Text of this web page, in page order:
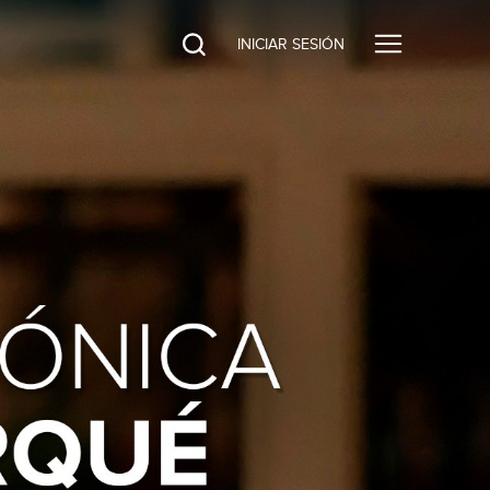
INICIAR SESIÓN